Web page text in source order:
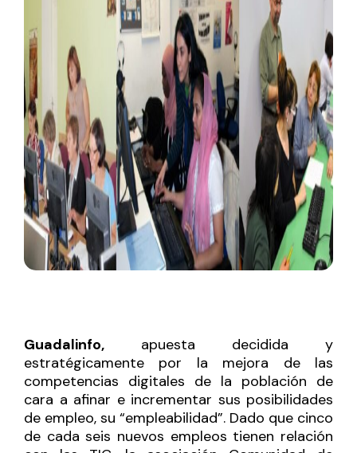
Guadalinfo, apuesta decidida y
estratégicamente por la mejora de las
competencias digitales de la población de
cara a afinar e incrementar sus posibilidades
de empleo, su “empleabilidad”. Dado que cinco
de cada seis nuevos empleos tienen relación